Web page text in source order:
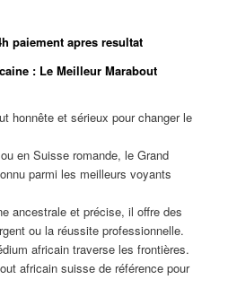
paiement apres resultat
: Le Meilleur Marabout
honnête et sérieux pour changer le
en Suisse romande, le Grand
parmi les meilleurs voyants
ancestrale et précise, il offre des
ou la réussite professionnelle.
africain traverse les frontières.
africain suisse de référence pour